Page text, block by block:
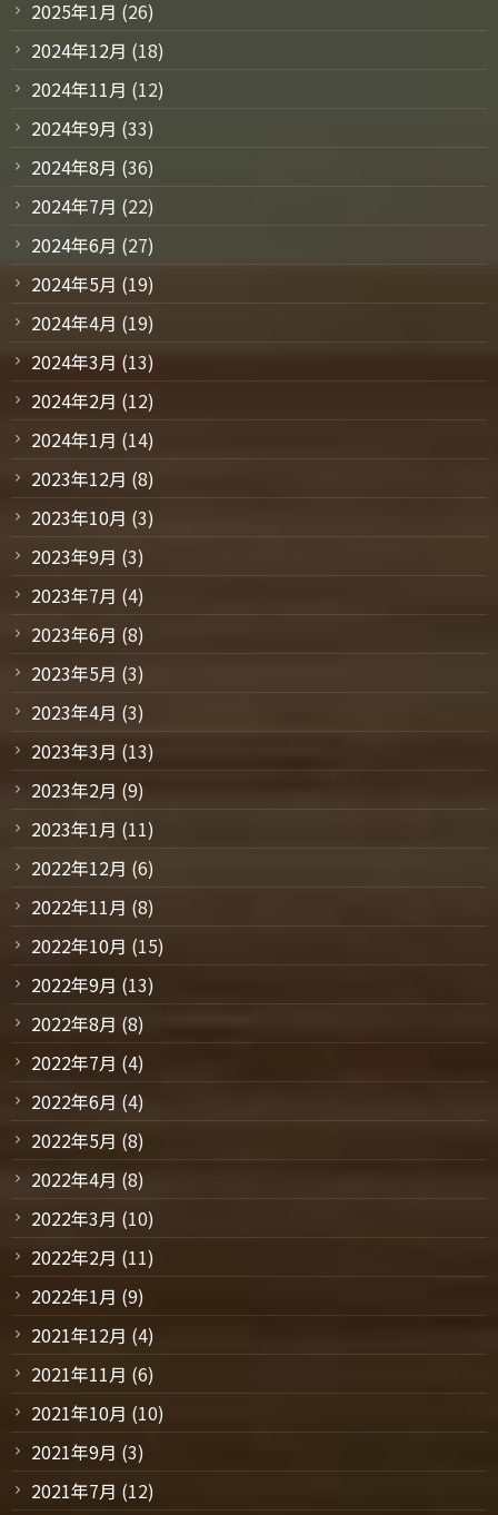
2025年1月 (26)
2024年12月 (18)
2024年11月 (12)
2024年9月 (33)
2024年8月 (36)
2024年7月 (22)
2024年6月 (27)
2024年5月 (19)
2024年4月 (19)
2024年3月 (13)
2024年2月 (12)
2024年1月 (14)
2023年12月 (8)
2023年10月 (3)
2023年9月 (3)
2023年7月 (4)
2023年6月 (8)
2023年5月 (3)
2023年4月 (3)
2023年3月 (13)
2023年2月 (9)
2023年1月 (11)
2022年12月 (6)
2022年11月 (8)
2022年10月 (15)
2022年9月 (13)
2022年8月 (8)
2022年7月 (4)
2022年6月 (4)
2022年5月 (8)
2022年4月 (8)
2022年3月 (10)
2022年2月 (11)
2022年1月 (9)
2021年12月 (4)
2021年11月 (6)
2021年10月 (10)
2021年9月 (3)
2021年7月 (12)